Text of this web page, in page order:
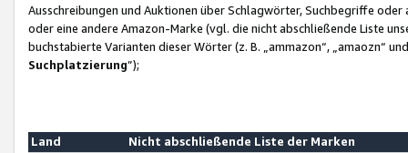
Ausschreibungen und Auktionen über Schlagwörter, Suchbegriffe
oder eine andere Amazon-Marke (vgl. die nicht abschließende Liste
buchstabierte Varianten dieser Wörter (z. B. „ammazon“, „amaozn“
Suchplatzierung”);
Land
Nicht abschließende Liste der Marken